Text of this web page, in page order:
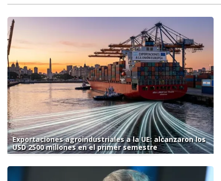
Exportaciones agroindustriales a la UE: alcanzaron los
USD 2500 millones en el primer semestre